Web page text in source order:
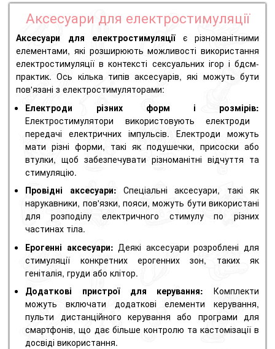
Аксесуари для електростимуляції
Аксесуари для електростимуляціїє різноманітними
елементами, які розширюють можливості використання
електростимуляції в контексті сексуальних ігор і бдсм-
практик. Ось кілька типів аксесуарів, які можуть бути
пов'язані з електростимуляторами:
Електроди різних форм і розмірів:
Електростимулятори використовують електроди
передачі електричних імпульсів. Електроди можуть
мати різні форми, такі як подушечки, присоски або
втулки, щоб забезпечувати різноманітні відчуття та
стимуляцію.
Провідні аксесуари: Спеціальні аксесуари, такі як
нарукавники, пов'язки, пояси, можуть бути використані
для розподілу електричного стимулу по різних
частинах тіла.
Ерогенні аксесуари: Деякі аксесуари розроблені для
стимуляції конкретних ерогенних зон, таких як
геніталія, груди або клітор.
Додаткові пристрої для керування: Комплекти
можуть включати додаткові елементи керування,
пульти дистанційного керування або програми для
смартфонів, що дає більше контролю та кастомізації в
досвіді використання.